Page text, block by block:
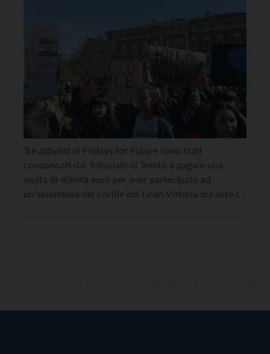
Tre attivisti di Fridays for Future sono stati
condannati dal Tribunale di Trento a pagare una
multa di 40mila euro per aver partecipato ad
un’assemblea nel cortile del Liceo Vittoria durante lo